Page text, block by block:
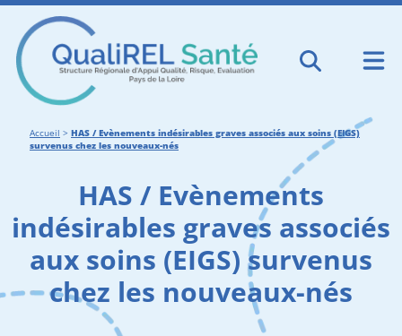
Accueil > HAS / Evènements indésirables graves associés aux soins (EIGS)
survenus chez les nouveaux-nés
HAS / Evènements
indésirables graves associés
aux soins (EIGS) survenus
chez les nouveaux-nés